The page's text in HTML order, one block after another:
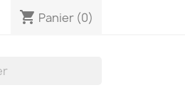
shopping_cart Panier (0)